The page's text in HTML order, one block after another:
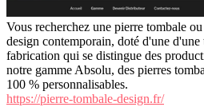
Vous recherchez une pierre tombale
design contemporain, doté d'une d'une
fabrication qui se distingue des
notre gamme Absolu, des pierres
100 % personnalisables.
https://pierre-tombale-design.fr/